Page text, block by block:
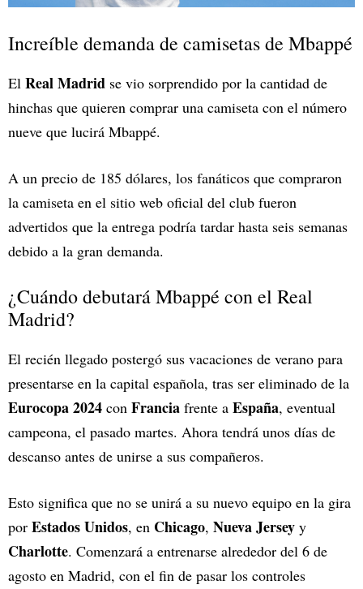
Increíble demanda de camisetas de Mbappé
El Real Madrid se vio sorprendido por la cantidad de
hinchas que quieren comprar una camiseta con el número
nueve que lucirá Mbappé.
A un precio de 185 dólares, los fanáticos que compraron
la camiseta en el sitio web oficial del club fueron
advertidos que la entrega podría tardar hasta seis semanas
debido a la gran demanda.
¿Cuándo debutará Mbappé con el Real
Madrid?
El recién llegado postergó sus vacaciones de verano para
presentarse en la capital española, tras ser eliminado de la
Eurocopa 2024 con Francia frente a España, eventual
campeona, el pasado martes. Ahora tendrá unos días de
descanso antes de unirse a sus compañeros.
Esto significa que no se unirá a su nuevo equipo en la gira
por Estados Unidos, en Chicago, Nueva Jersey y
Charlotte. Comenzará a entrenarse alrededor del 6 de
agosto en Madrid, con el fin de pasar los controles